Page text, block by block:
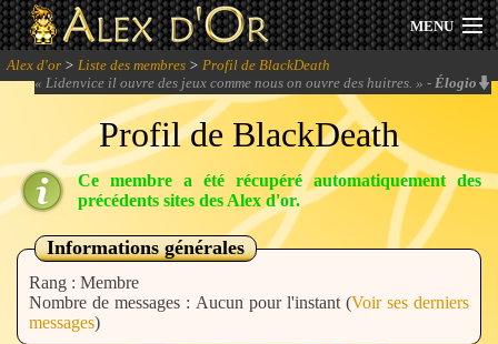
MENU
Actualités
Session 2026
Archives
Forum
Communauté
Alex d'or > Liste des membres > Profil de BlackDeath
« Lidenvice il ouvre des jeux comme nous on ouvre des huitres. » - Élogio
Profil de BlackDeath
Ce membre a été récupéré automatiquement des
précédents sites des Alex d'or.
Informations générales
Rang : Membre
Nombre de messages : Aucun pour l'instant (Voir ses derniers
messages)